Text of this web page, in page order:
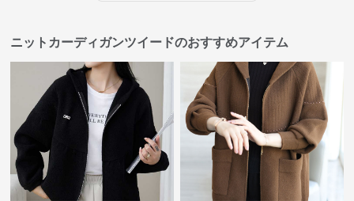
ニットカーディガンツイードのおすすめアイテム